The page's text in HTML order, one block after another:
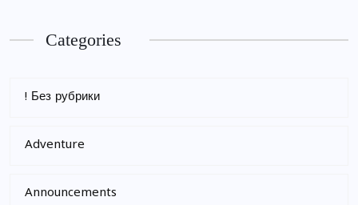
Categories
! Без рубрики
Adventure
Announcements